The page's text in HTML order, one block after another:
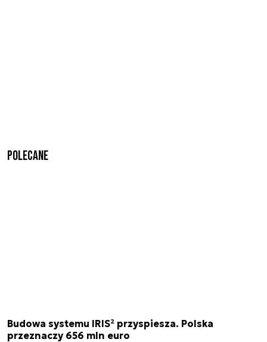
Polecane
Budowa systemu IRIS² przyspiesza. Polska
przeznaczy 656 mln euro